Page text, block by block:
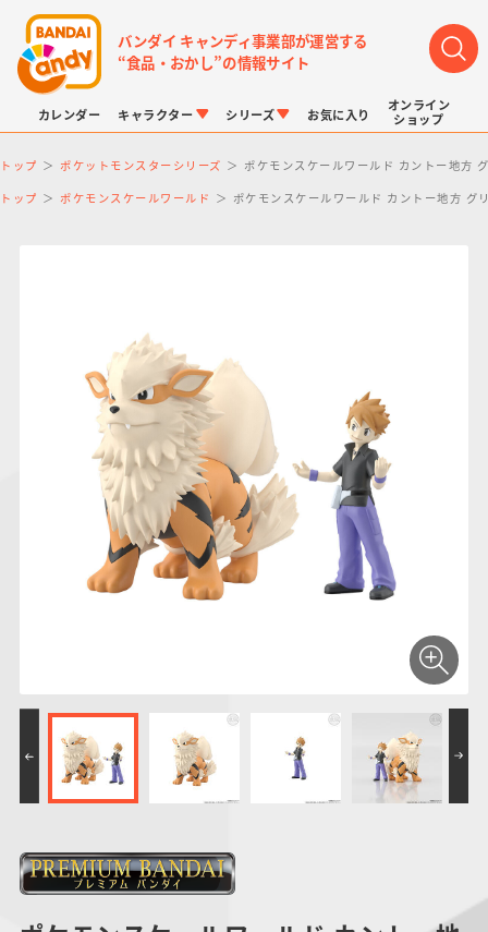
バンダイ キャンディ事業部が運営する
“食品・おかし”の情報サイト
カレンダー キャラクター
仮面ライダーシリー
ズ
PROJECT R.E.D.・
スーパー戦隊シリー
ズ
ガンダムシリーズ
ポケットモンスター
アンパンマン
サンリオキャラクタ
シリーズ
キャラパキ
つりグミ
にふぉるめーしょん
＆スクエアシール
SMPシリーズ
ポケモンスケールワ
ールド
お気に入り
オンライン
ショップ
トップ ポケットモンスターシリーズ ポケモンスケールワールド カントー地方
トップ ポケモンスケールワールド ポケモンスケールワールド カントー地方 グ